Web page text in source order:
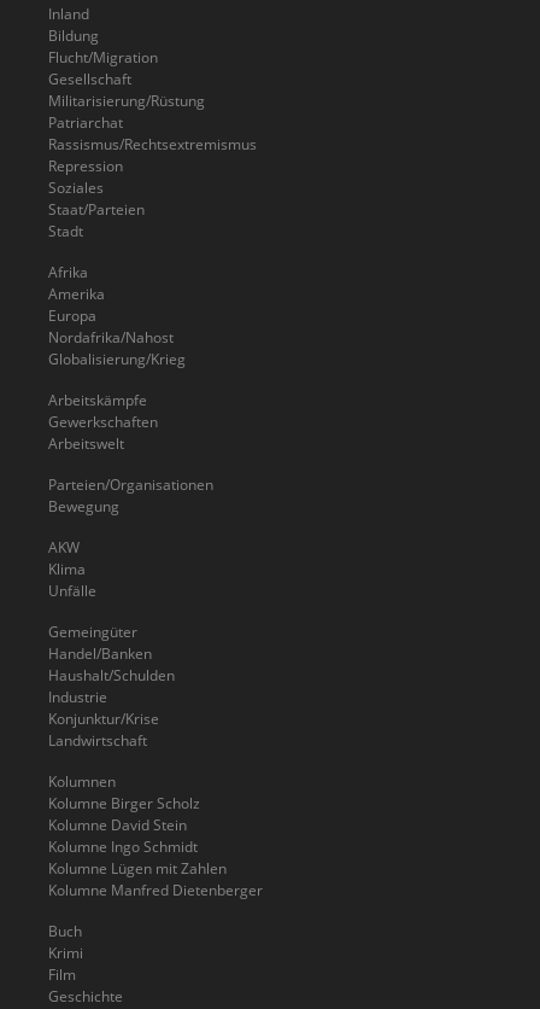
Inland
Bildung
Flucht/Migration
Gesellschaft
Militarisierung/Rüstung
Patriarchat
Rassismus/Rechtsextremismus
Repression
Soziales
Staat/Parteien
Stadt
Afrika
Amerika
Europa
Nordafrika/Nahost
Globalisierung/Krieg
Arbeitskämpfe
Gewerkschaften
Arbeitswelt
Parteien/Organisationen
Bewegung
AKW
Klima
Unfälle
Gemeingüter
Handel/Banken
Haushalt/Schulden
Industrie
Konjunktur/Krise
Landwirtschaft
Kolumnen
Kolumne Birger Scholz
Kolumne David Stein
Kolumne Ingo Schmidt
Kolumne Lügen mit Zahlen
Kolumne Manfred Dietenberger
Buch
Krimi
Film
Geschichte